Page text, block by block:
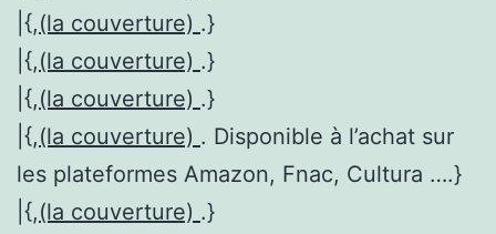
|{,(la couverture) .}
|{,(la couverture) .}
|{,(la couverture) .}
|{,(la couverture) . Disponible à l’achat sur
les plateformes Amazon, Fnac, Cultura ….}
|{,(la couverture) .}